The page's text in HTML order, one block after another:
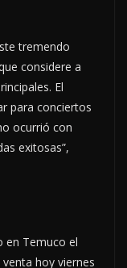
tremendo
considere a
El
para conciertos
ocurrió con
exitosas”,
en Temuco el
hoy viernes